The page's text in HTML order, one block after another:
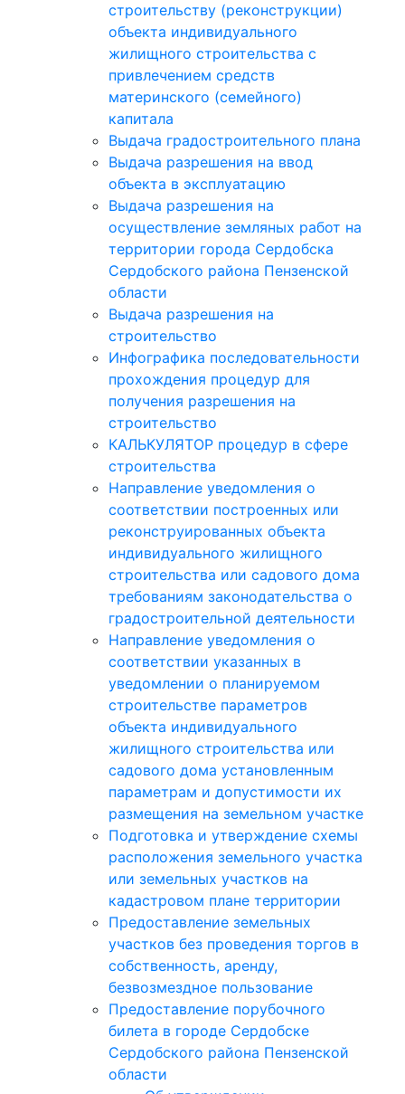
строительству (реконструкции)
объекта индивидуального
жилищного строительства с
привлечением средств
материнского (семейного)
капитала
Выдача градостроительного плана
Выдача разрешения на ввод
объекта в эксплуатацию
Выдача разрешения на
осуществление земляных работ на
территории города Сердобска
Сердобского района Пензенской
области
Выдача разрешения на
строительство
Инфографика последовательности
прохождения процедур для
получения разрешения на
строительство
КАЛЬКУЛЯТОР процедур в сфере
строительства
Направление уведомления о
соответствии построенных или
реконструированных объекта
индивидуального жилищного
строительства или садового дома
требованиям законодательства о
градостроительной деятельности
Направление уведомления о
соответствии указанных в
уведомлении о планируемом
строительстве параметров
объекта индивидуального
жилищного строительства или
садового дома установленным
параметрам и допустимости их
размещения на земельном участке
Подготовка и утверждение схемы
расположения земельного участка
или земельных участков на
кадастровом плане территории
Предоставление земельных
участков без проведения торгов в
собственность, аренду,
безвозмездное пользование
Предоставление порубочного
билета в городе Сердобске
Сердобского района Пензенской
области